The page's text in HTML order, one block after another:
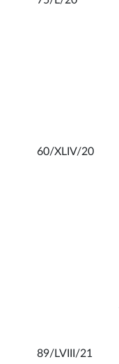
60/XLIV/20
89/LVIII/21